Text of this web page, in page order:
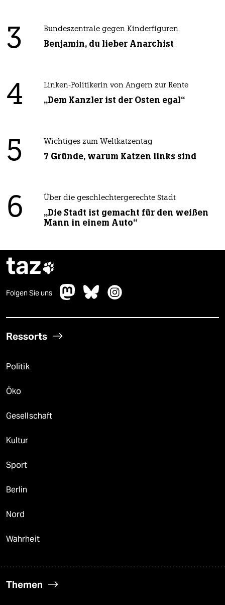
3 Bundeszentrale gegen Kinderfiguren
Benjamin, du lieber Anarchist
4 Linken-Politikerin von Angern zur Rente
„Dem Kanzler ist der Osten egal“
5 Wichtiges zum Weltkatzentag
7 Gründe, warum Katzen links sind
6 Über die geschlechtergerechte Stadt
„Die Stadt ist gemacht für den weißen
Mann in einem Auto“
taz
Folgen Sie uns
Ressorts
Politik
Öko
Gesellschaft
Kultur
Sport
Berlin
Nord
Wahrheit
Themen